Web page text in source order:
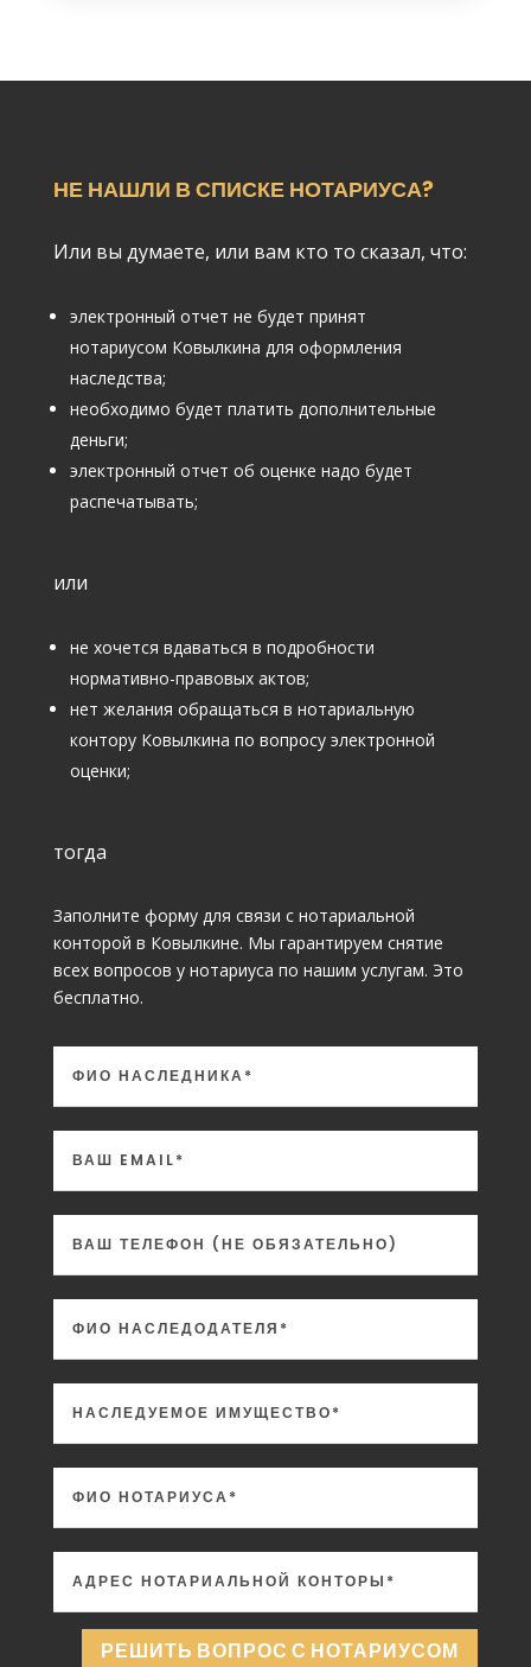
НЕ НАШЛИ В СПИСКЕ НОТАРИУСА?
Или вы думаете, или вам кто то сказал, что:
электронный отчет не будет принят
нотариусом Ковылкина для оформления
наследства;
необходимо будет платить дополнительные
деньги;
электронный отчет об оценке надо будет
распечатывать;
или
не хочется вдаваться в подробности
нормативно-правовых актов;
нет желания обращаться в нотариальную
контору Ковылкина по вопросу электронной
оценки;
тогда
Заполните форму для связи с нотариальной
конторой в Ковылкине. Мы гарантируем снятие
всех вопросов у нотариуса по нашим услугам. Это
бесплатно.
РЕШИТЬ ВОПРОС С НОТАРИУСОМ